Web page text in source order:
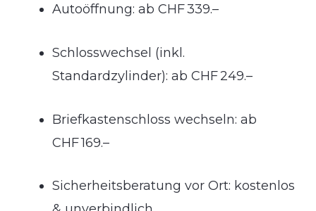
Autoöffnung: ab CHF 339.–
Schlosswechsel (inkl.
Standardzylinder): ab CHF 249.–
Briefkastenschloss wechseln: ab
CHF 169.–
Sicherheitsberatung vor Ort: kostenlos